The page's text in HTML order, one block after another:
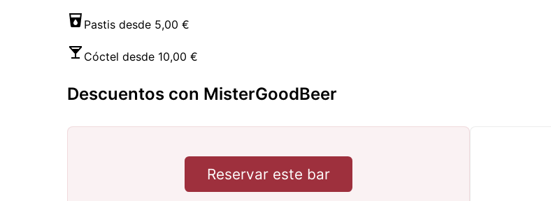
Pastis desde 5,00 €
Cóctel desde 10,00 €
Descuentos con MisterGoodBeer
Reservar este bar